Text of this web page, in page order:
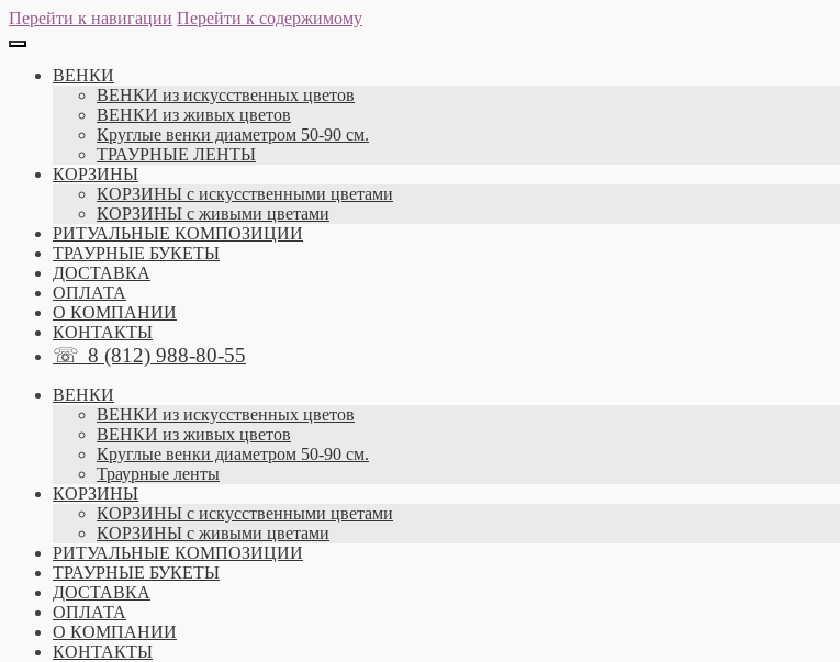
Перейти к навигации Перейти к содержимому
ВЕНКИ
ВЕНКИ из искусственных цветов
ВЕНКИ из живых цветов
Круглые венки диаметром 50-90 см.
ТРАУРНЫЕ ЛЕНТЫ
КОРЗИНЫ
КОРЗИНЫ с искусственными цветами
КОРЗИНЫ с живыми цветами
РИТУАЛЬНЫЕ КОМПОЗИЦИИ
ТРАУРНЫЕ БУКЕТЫ
ДОСТАВКА
ОПЛАТА
О КОМПАНИИ
КОНТАКТЫ
☏ 8 (812) 988-80-55
ВЕНКИ
ВЕНКИ из искусственных цветов
ВЕНКИ из живых цветов
Круглые венки диаметром 50-90 см.
Траурные ленты
КОРЗИНЫ
КОРЗИНЫ с искусственными цветами
КОРЗИНЫ с живыми цветами
РИТУАЛЬНЫЕ КОМПОЗИЦИИ
ТРАУРНЫЕ БУКЕТЫ
ДОСТАВКА
ОПЛАТА
О КОМПАНИИ
КОНТАКТЫ